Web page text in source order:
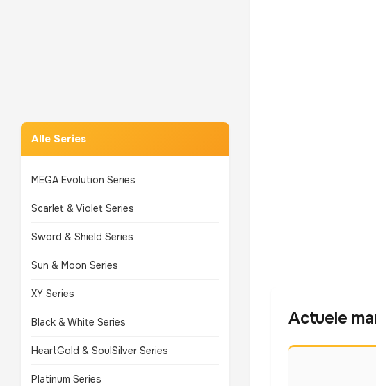
Alle Series
MEGA Evolution Series
Scarlet & Violet Series
Sword & Shield Series
Sun & Moon Series
XY Series
Black & White Series
HeartGold & SoulSilver Series
Platinum Series
Actuele